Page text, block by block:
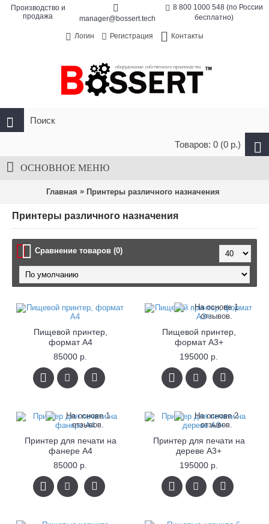
Производство и
продажа
manager@bossert.tech
8 800 1000 548 (по России
бесплатно)
Логин Регистрация Контакты
Товаров: 0 (0 р.)
ОСНОВНОЕ МЕНЮ
Главная » Принтеры различного назначения
Принтеры различного назначения
Сравнение товаров (0)
Пищевой принтер,
формат А4
85000 р.
Пищевой принтер,
формат А3+
195000 р.
Принтер для печати на
фанере А4
85000 р.
Принтер для печати на
дереве А3+
195000 р.